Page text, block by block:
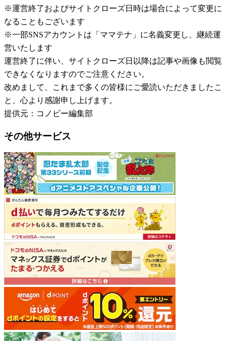
※運営終了およびサイトクローズ日時は場合によって変更に
なることもございます
※一部SNSアカウントは「ママテナ」に名義変更し、継続運
営いたします
運営終了に伴い、サイトクローズ日以降は記事や画像も閲覧
できなくなりますのでご注意ください。
改めまして、これまで多くの皆様にご愛読いただきましたこ
と、心より感謝申し上げます。
提供元：コノビー編集部
その他サービス